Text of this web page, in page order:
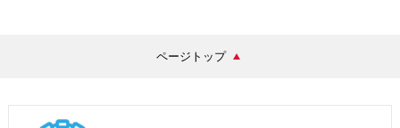
ページトップ